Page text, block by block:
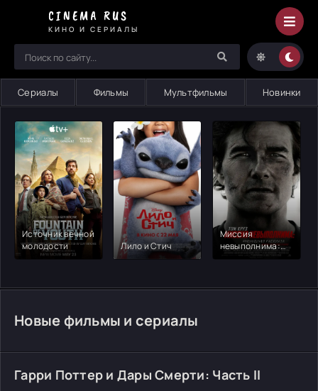
лучшее,
смотрите
онлайн
на
Cinema
Rus
CINEMA RUS
КИНО И СЕРИАЛЫ
Сериалы Фильмы Мультфильмы Новинки
Источник вечной
молодости
Лило и Стич
Миссия
невыполнима:
Финальная
Новые фильмы и сериалы
Гарри Поттер и Дары Смерти: Часть II